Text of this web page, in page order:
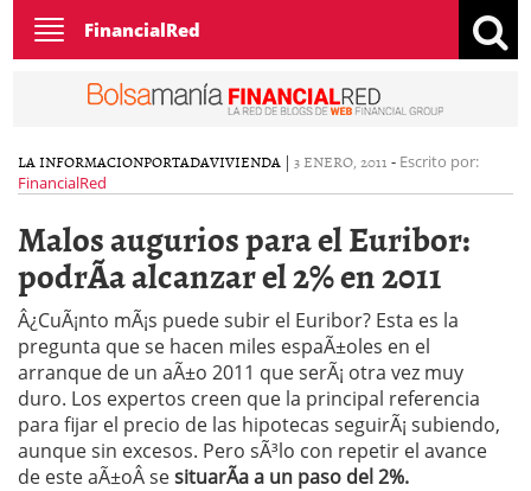
Toggle
navigation
FinancialRed
LA INFORMACIONPORTADAVIVIENDA | 3 ENERO, 2011 - Escrito por:
FinancialRed
Malos augurios para el Euribor:
podrÃ­a alcanzar el 2% en 2011
Â¿CuÃ¡nto mÃ¡s puede subir el Euribor? Esta es la
pregunta que se hacen miles espaÃ±oles en el
arranque de un aÃ±o 2011 que serÃ¡ otra vez muy
duro. Los expertos creen que la principal referencia
para fijar el precio de las hipotecas seguirÃ¡ subiendo,
aunque sin excesos. Pero sÃ³lo con repetir el avance
de este aÃ±oÂ sesituarÃ­a a un paso del 2%.